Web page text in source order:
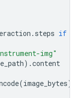
. steps if
img"
) .content
(image_bytes)